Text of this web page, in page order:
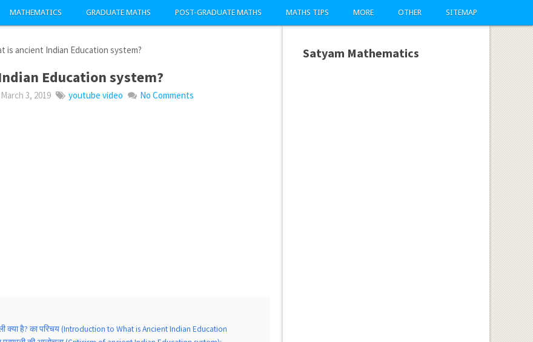
MATHEMATICS GRADUATE MATHS POST-GRADUATE MATHS MATHS TIPS MORE OTHER SITEMAP
is ancient Indian Education system?
Education system?
March 3, 2019 youtube video No Comments
क्या है? का परिचय (Introduction to What is Ancient Indian Education
Satyam Mathematics